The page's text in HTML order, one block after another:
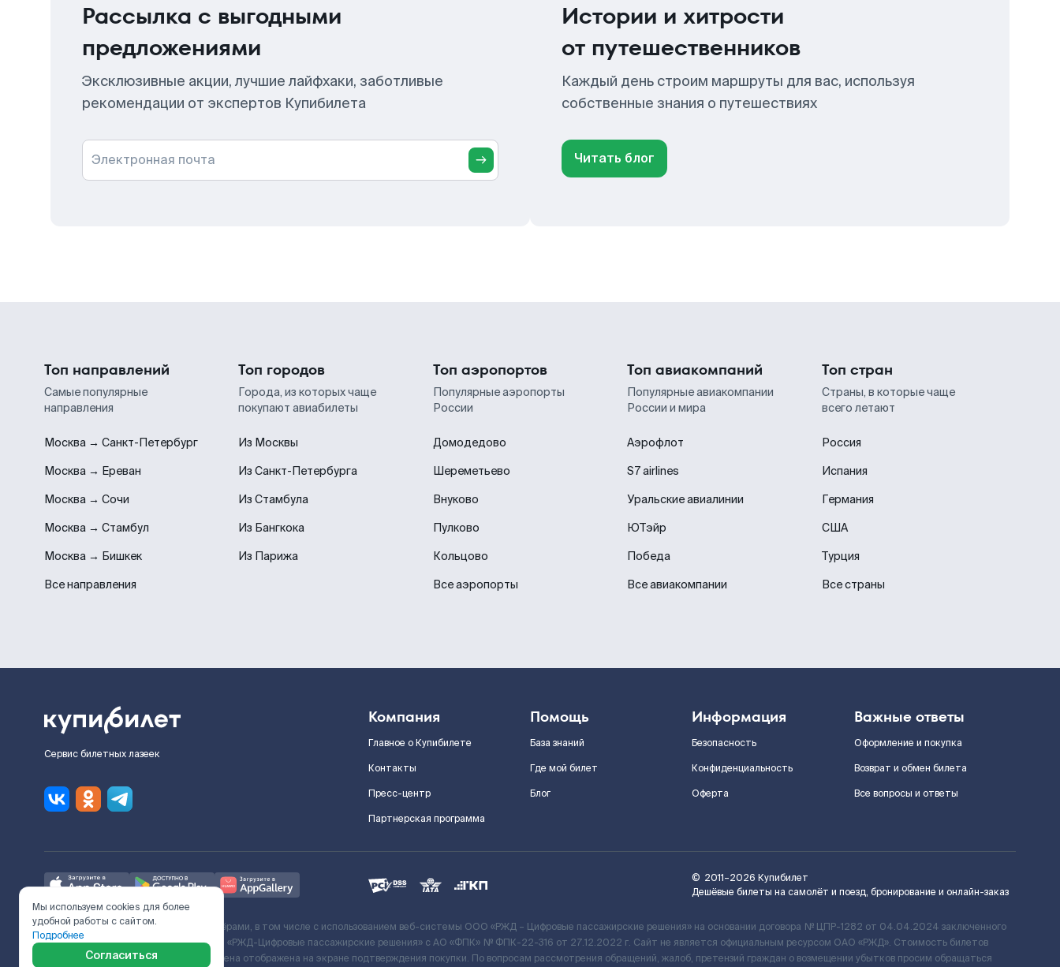
Рассылка с выгодными
предложениями
Эксклюзивные акции, лучшие лайфхаки, заботливые
рекомендации от экспертов Купибилета
Электронная почта
Истории и хитрости
от путешественников
Каждый день строим маршруты для вас, используя
собственные знания о путешествиях
Читать блог
Топ направлений
Самые популярные
направления
Москва → Санкт-Петербург
Москва → Ереван
Москва → Сочи
Москва → Стамбул
Москва → Бишкек
Все направления
Топ городов
Города, из которых чаще
покупают авиабилеты
Из Москвы
Из Санкт-Петербурга
Из Стамбула
Из Бангкока
Из Парижа
Топ аэропортов
Популярные аэропорты
России
Домодедово
Шереметьево
Внуково
Пулково
Кольцово
Все аэропорты
Топ авиакомпаний
Популярные авиакомпании
России и мира
Аэрофлот
S7 airlines
Уральские авиалинии
ЮТэйр
Победа
Все авиакомпании
Топ стран
Страны, в которые чаще
всего летают
Россия
Испания
Германия
США
Турция
Все страны
Сервис билетных лазеек
Компания
Главное о Купибилете
Контакты
Пресс-центр
Партнерская программа
Помощь
База знаний
Где мой билет
Блог
Информация
Безопасность
Конфиденциальность
Оферта
Важные ответы
Оформление и покупка
Возврат и обмен билета
Все вопросы и ответы
© 2011–2026 Купибилет
Дешёвые билеты на самолёт и поезд, бронирование и онлайн-заказ
Ж/Д билеты предоставляются партнёрами, в том числе с использованием веб-системы ООО «РЖД – Цифровые пассажирские решения» на основании договора № ЦПР-1282 от 04.04.2024 заключенного
с Поставщиком услуг и Договора ООО «РЖД-Цифровые пассажирские решения» c АО «ФПК» № ФПК-22-316 от 27.12.2022 г. Сайт не является официальным ресурсом ОАО «РЖД». Стоимость билетов
включает сервисный сбор. Итоговая цена отображена на экране подтверждения покупки. По вопросам рассмотрения обращений, жалоб, претензий граждан о возмещении убытков просим обращаться
Мы используем cookies для более
удобной работы с сайтом.
Подробнее
Согласиться